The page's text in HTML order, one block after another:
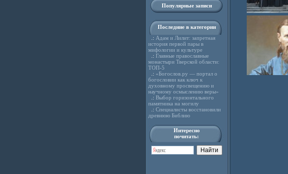
Популярные записи
Последние в категории
.: Адам и Лилит: запретная
история первой пары в
мифологии и культуре
.: Главные православные
монастыри Тверской области:
ТОП-5
.: «Богослов.ру — портал о
богословии как ключ к
духовному просвещению и
научному осмыслению веры»
.: Выбор горизонтального
памятника на могилу
.: Специалисты восстановили
древнюю Библию
Интересно
почитать: